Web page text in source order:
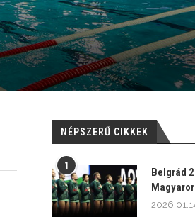
NÉPSZERŰ CIKKEK
1
Belgrád